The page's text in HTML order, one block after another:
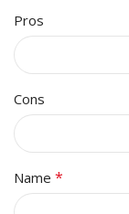
Pros
Cons
Name *